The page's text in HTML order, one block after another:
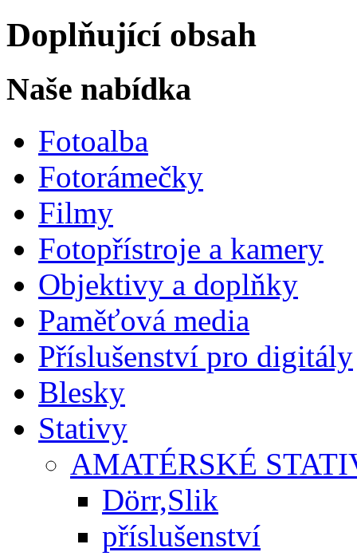
Doplňující obsah
Naše nabídka
Fotoalba
Fotorámečky
Filmy
Fotopřístroje a kamery
Objektivy a doplňky
Paměťová media
Příslušenství pro digitály
Blesky
Stativy
AMATÉRSKÉ
Dörr,Slik
příslušenství